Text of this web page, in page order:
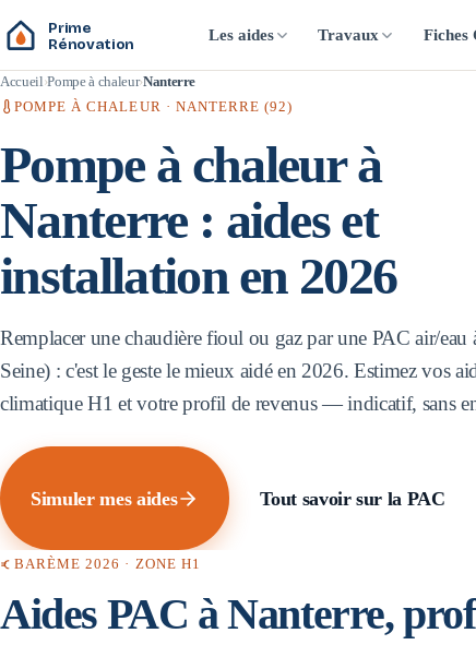
Prime
Rénovation
Les aides Travaux Fiches
Accueil Pompe à chaleur Nanterre
POMPE À CHALEUR · NANTERRE (92)
Pompe à chaleur à
Nanterre: aides et
installation en 2026
Remplacer une chaudière fioul ou gaz par une PAC air/eau
Seine) : c'est le geste le mieux aidé en 2026. Estimez vos
climatiqueH1 et votre profil de revenus — indicatif, sans
Simuler mes aides Tout savoir sur la PAC
BARÈME 2026 · ZONE H1
Aides PAC àNanterre,